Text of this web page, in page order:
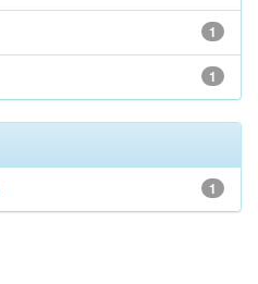
1
1
1